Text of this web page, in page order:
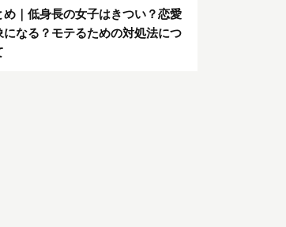
め｜低身長の女子はきつい？恋愛
になる？モテるための対処法につ